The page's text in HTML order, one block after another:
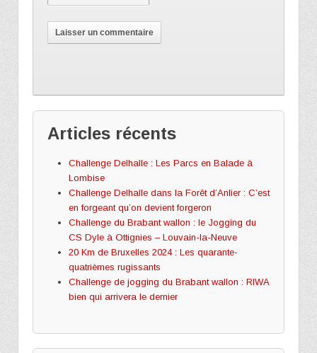
Articles récents
Challenge Delhalle : Les Parcs en Balade à
Lombise
Challenge Delhalle dans la Forêt d’Anlier : C’est
en forgeant qu’on devient forgeron
Challenge du Brabant wallon : le Jogging du
CS Dyle à Ottignies – Louvain-la-Neuve
20 Km de Bruxelles 2024 : Les quarante-
quatrièmes rugissants
Challenge de jogging du Brabant wallon : RIWA
bien qui arrivera le dernier